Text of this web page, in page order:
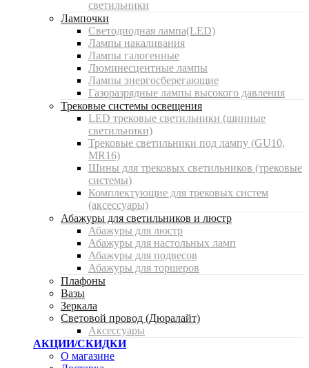
светильники
Лампочки
Светодиодная лампа(LED)
Лампы накаливания
Лампы галогенные
Люминесцентные лампы
Лампы энергосберегающие
Газоразрядные лампы высокого давления
Трековые системы освещения
LED трековые светильники (шинные
светильники)
Трековые светильники под лампу (GU10,
MR16)
Шины для трековых светильников (трековые
системы)
Комплектующие для трековых систем
(аксессуары)
Абажуры для светильников и люстр
Абажуры для люстр
Абажуры для настольных ламп
Абажуры для подвесов
Абажуры для торшеров
Плафоны
Вазы
Зеркала
Световой провод (Дюралайт)
Аксессуары
АКЦИИ/СКИДКИ
О магазине